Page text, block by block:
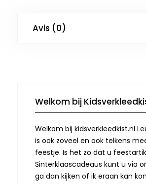
Avis (0)
Welkom bij
Welkom bij kidsverkleedkist.nl
is ook zoveel en ook telkens
feestje. Is het zo dat u
Sinterklaascadeaus kunt u via
ga dan kijken of ik eraan kan